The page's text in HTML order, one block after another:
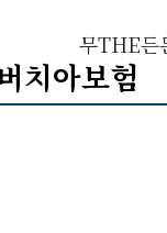
무THE든
치아보험